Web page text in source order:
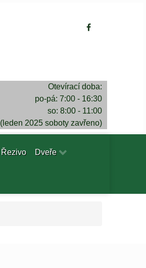
Otevírací doba:
po-pá: 7:00 - 16:30
so: 8:00 - 11:00
(leden 2025 soboty zavřeno)
Řezivo Dveře